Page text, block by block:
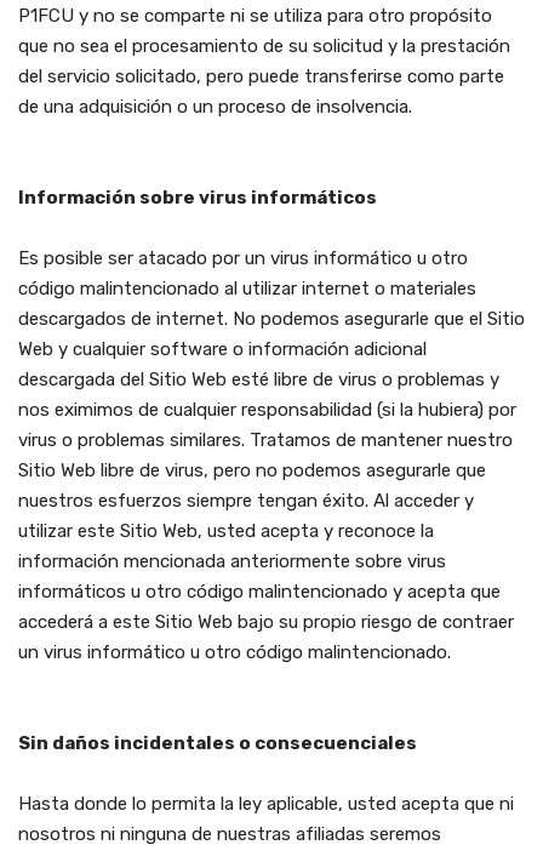
P1FCU y no se comparte ni se utiliza para otro propósito
que no sea el procesamiento de su solicitud y la prestación
del servicio solicitado, pero puede transferirse como parte
de una adquisición o un proceso de insolvencia.
Información sobre virus informáticos
Es posible ser atacado por un virus informático u otro
código malintencionado al utilizar internet o materiales
descargados de internet. No podemos asegurarle que el Sitio
Web y cualquier software o información adicional
descargada del Sitio Web esté libre de virus o problemas y
nos eximimos de cualquier responsabilidad (si la hubiera) por
virus o problemas similares. Tratamos de mantener nuestro
Sitio Web libre de virus, pero no podemos asegurarle que
nuestros esfuerzos siempre tengan éxito. Al acceder y
utilizar este Sitio Web, usted acepta y reconoce la
información mencionada anteriormente sobre virus
informáticos u otro código malintencionado y acepta que
accederá a este Sitio Web bajo su propio riesgo de contraer
un virus informático u otro código malintencionado.
Sin daños incidentales o consecuenciales
Hasta donde lo permita la ley aplicable, usted acepta que ni
nosotros ni ninguna de nuestras afiliadas seremos